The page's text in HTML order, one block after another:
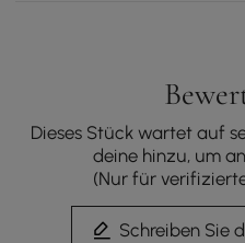
Dieses Stück wartet auf
deine hinzu, um
(Nur für
Schreiben Sie